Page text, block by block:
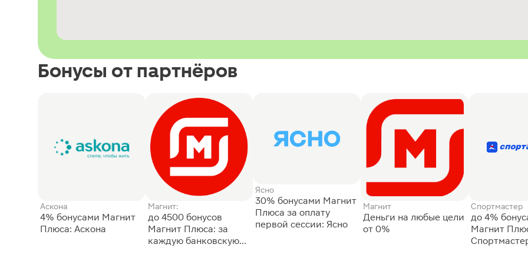
Бонусы от партнёров
Аскона
4% бонусами Магнит
Плюса: Аскона
Магнит:
до 4500 бонусов
Магнит Плюса: за
каждую банковскую
Ясно
30% бонусами Магнит
Плюса за оплату
первой сессии: Ясно
Магнит
Деньги на любые цели
от 0%
Спортмастер
до 4%
Магнит